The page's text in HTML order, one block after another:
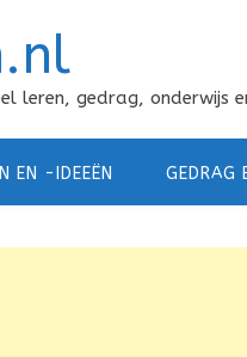
leren, gedrag, onderwijs
EN -IDEEËN GEDRAG